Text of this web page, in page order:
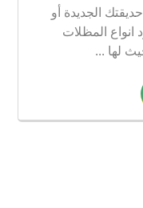
الجديدة أو
انواع المظلات
لها ...